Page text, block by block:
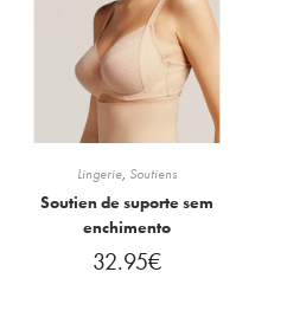
Lingerie, Soutiens
Soutien de suporte sem
enchimento
32.95€